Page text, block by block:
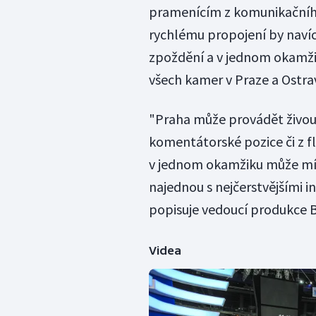
pramenícím z
rychlému propojení by
zpoždění a v jednom
všech kamer v Praze a
"Praha může provádět
komentátorské pozice či z
v jednom okamžiku může
najednou s nejčerstvějšími
popisuje vedoucí produkce
Videa